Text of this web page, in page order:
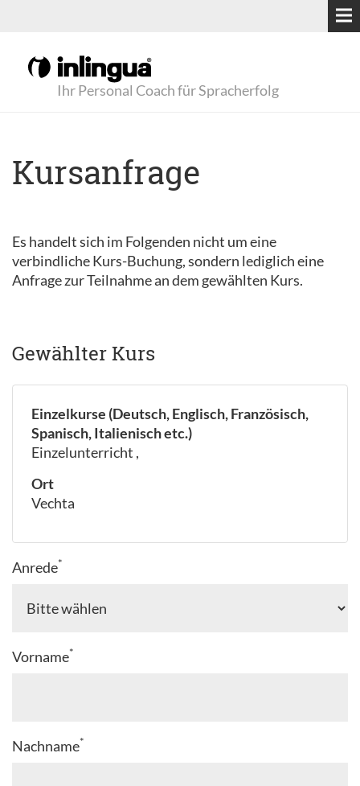
Ihr Personal Coach für Spracherfolg
Kursanfrage
Es handelt sich im Folgenden nicht um eine
verbindliche Kurs-Buchung, sondern lediglich eine
Anfrage zur Teilnahme an dem gewählten Kurs.
Gewählter Kurs
Einzelkurse (Deutsch, Englisch, Französisch,
Spanisch, Italienisch etc.)
Einzelunterricht ,
Ort
Vechta
Anrede*
Vorname*
Nachname*